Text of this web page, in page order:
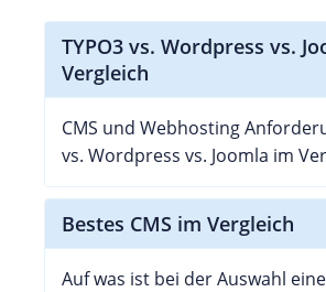
TYPO3 vs. Wordpress vs.
Vergleich
CMS und Webhosting
vs. Wordpress vs. Joomla im
Bestes CMS im Vergleich
Auf was ist bei der Auswahl